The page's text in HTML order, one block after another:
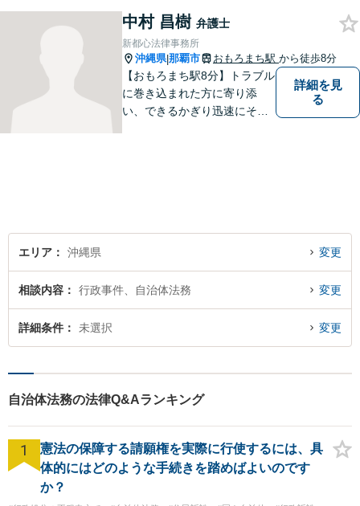
中村 昌樹 弁護士
新都心法律事務所
沖縄県|那覇市 おもろまち駅 から徒歩8分
【おもろまち駅8分】トラブル
に巻き込まれた方に寄り添
い、できるかぎり迅速にそし
下さい。
詳細を見
る
エリア 沖縄県 変更
相談内容 行政事件、自治体法務 変更
詳細条件 未選択 変更
自治体法務の法律Q&Aランキング
1
憲法の保障する請願権を実際に行使するには、具
体的にはどのような手続きを踏めばよいのです
か？